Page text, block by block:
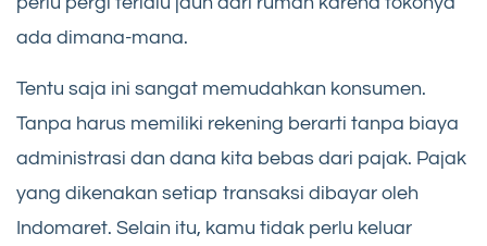
ada dimana-mana.
Tentu saja ini sangat memudahkan konsumen.
Tanpa harus memiliki rekening berarti tanpa biaya
administrasi dan dana kita bebas dari pajak. Pajak
yang dikenakan setiap transaksi dibayar oleh
Indomaret. Selain itu, kamu tidak perlu keluar